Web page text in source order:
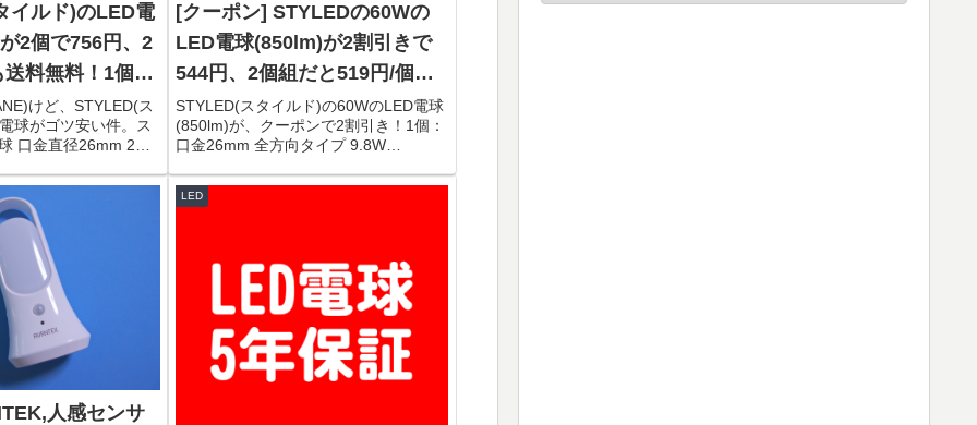
イルド)のLED電
2個で756円、2
料無料！1個あ
けど、STYLED(ス
球がゴツ安い件。ス
口金直径26mm 2個
・電球60W相当)
...
[クーポン] STYLEDの60Wの
LED電球(850lm)が2割引きで
544円、2個組だと519円/個、
ダイソーのソレにセマる！ [ア
マゾン]
STYLED(スタイルド)の60WのLED電球
(850lm)が、クーポンで2割引き！1個：
口金26mm 全方向タイプ 9.8W
LLDAD9O1P12個組：口金26mm 全方
向タイプ 9.8W 85...
人感センサ
LED